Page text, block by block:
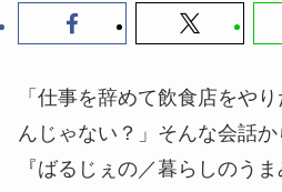
「仕事を辞めて飲食店をや
んじゃない？」そんな会話
『ばるじぇの／暮らしのう